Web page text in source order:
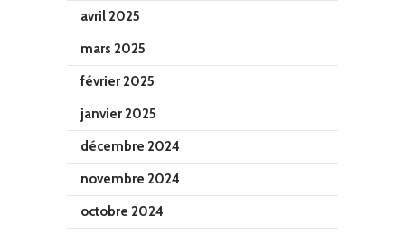
avril 2025
mars 2025
février 2025
janvier 2025
décembre 2024
novembre 2024
octobre 2024